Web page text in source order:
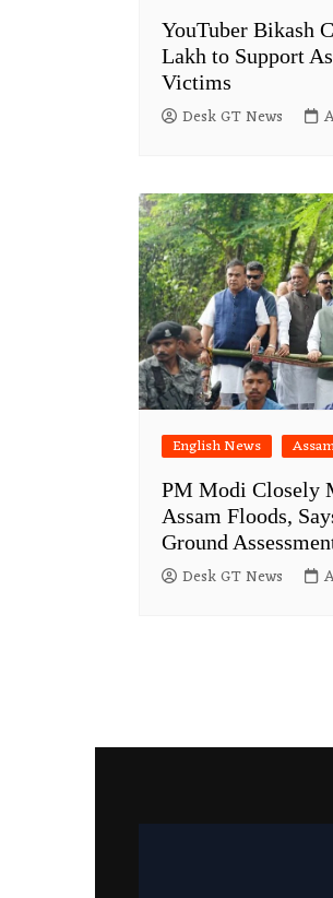
YouTuber Bikash
Lakh to Support
Victims
Desk GT News
English News
PM Modi Closely
Assam Floods,
Ground
Desk GT News